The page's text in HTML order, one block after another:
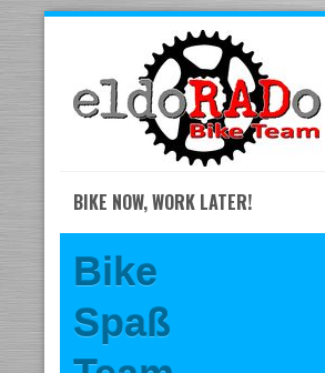
content
BIKE NOW, WORK LATER!
Bike
Spaß